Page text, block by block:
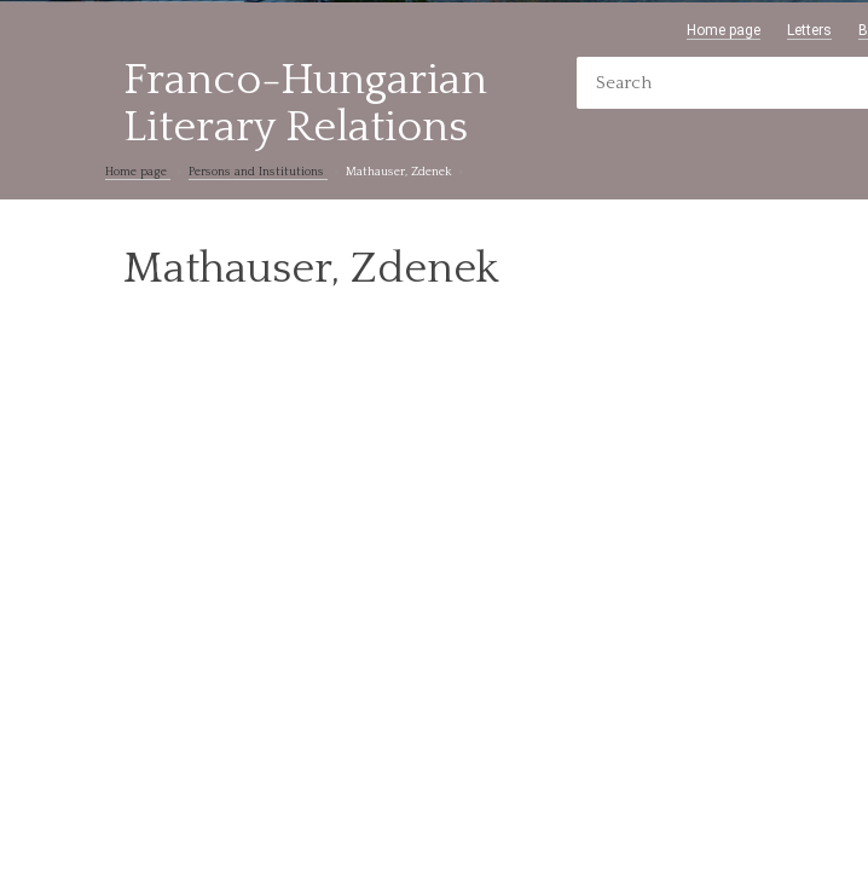
Home page Letters
Franco-Hungarian
Literary Relations
Home page Persons and Institutions Mathauser, Zdenek
Mathauser, Zdenek